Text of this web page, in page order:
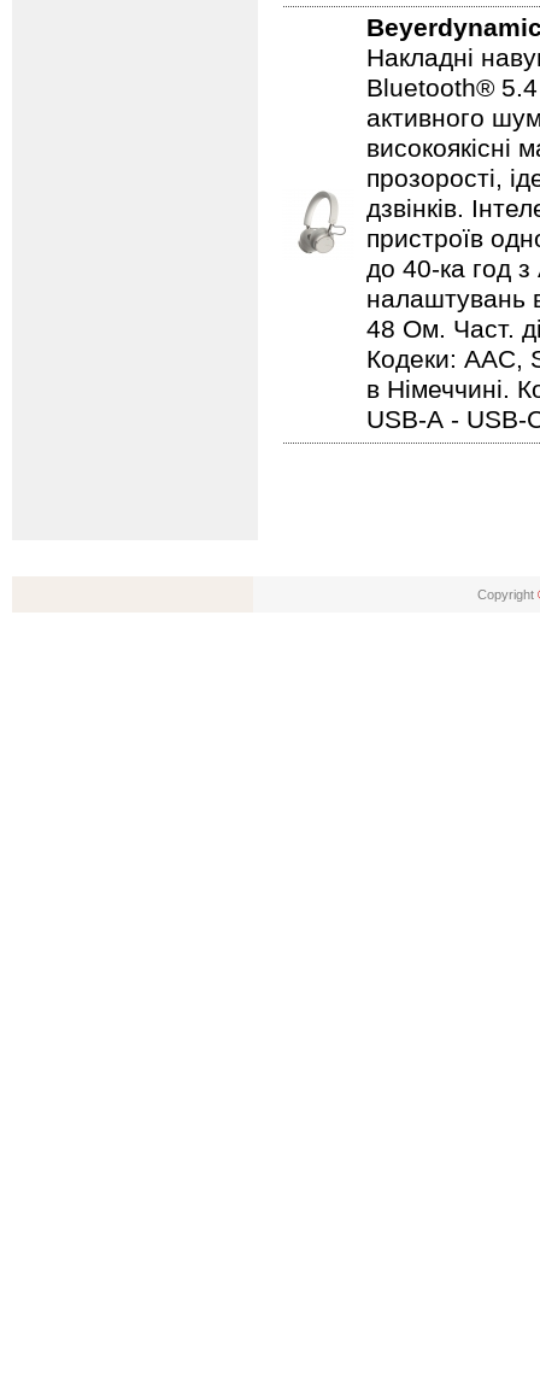
Накладні
Bluetooth® 5.4
активного
високоякісні
прозорості,
дзвінків.
пристроїв
до 40-ка год з
налаштувань
48 Ом. Част.
Кодеки: AAC,
в Німеччині.
USB-А - USB-
Copyright